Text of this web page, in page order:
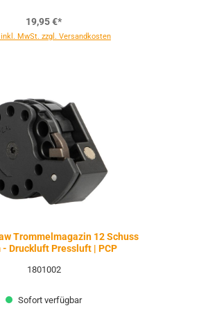
19,95 €*
MwSt. zzgl. Versandkosten
Trommelmagazin 12 Schuss
- Druckluft Pressluft | PCP
1801002
Sofort verfügbar